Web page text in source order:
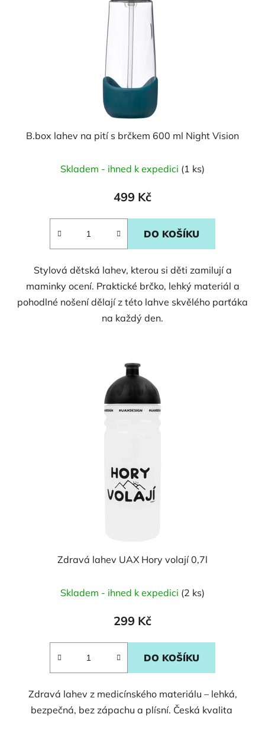
B.box lahev na pití s brčkem 600 ml Night Vision
Skladem - ihned k expedici (1 ks)
499 Kč
DO KOŠÍKU
Stylová dětská lahev, kterou si děti zamilují a
maminky ocení. Praktické brčko, lehký materiál a
pohodlné nošení dělají z této lahve skvělého parťáka
na každý den.
Zdravá lahev UAX Hory volají 0,7l
Skladem - ihned k expedici (2 ks)
299 Kč
DO KOŠÍKU
Zdravá lahev z medicínského materiálu – lehká,
bezpečná, bez zápachu a plísní. Česká kvalita